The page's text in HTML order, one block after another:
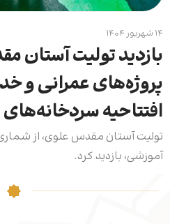
۱۴ شهریور ۱۴۰۴
بازدید تولیت آستان
پروژه‌های عمرانی و
افتتاحیه
تولیت آستان مقدس علوی، از
آموزشی، بازدید کرد.